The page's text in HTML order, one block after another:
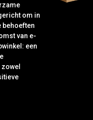
om in
behoeften
van e-
een